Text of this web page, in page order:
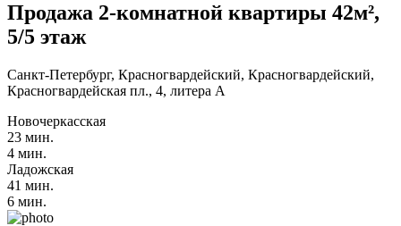
Продажа 2-комнатной квартиры 42м²,
5/5 этаж
Санкт-Петербург, Красногвардейский, Красногвардейский,
Красногвардейская пл., 4, литера А
Новочеркасская
23 мин.
4 мин.
Ладожская
41 мин.
6 мин.